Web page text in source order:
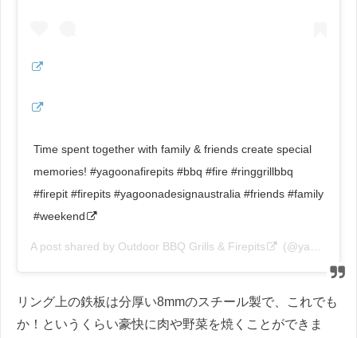
Time spent together with family & friends create special
memories! #yagoonafirepits #bbq #fire #ringgrillbbq
#firepit #firepits #yagoonadesignaustralia #friends #family
#weekend
A post shared by Outdoor BBQ Grills & Firepits (@yagoonadesignaustralia) on
リング上の鉄板は分厚い8mmのスチール製で、これでも
か！というくらい豪快に肉や野菜を焼くことができま